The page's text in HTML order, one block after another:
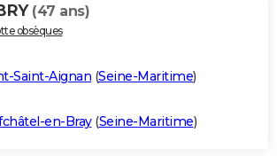
(47 ans)
obsèques
Saint-Aignan (Seine-Maritime)
en-Bray(Seine-Maritime)